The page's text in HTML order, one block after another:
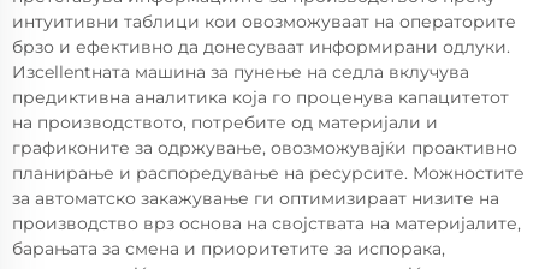
интуитивни таблици кои овозможуваат на операторите
брзо и ефективно да донесуваат информирани одлуки.
Изcellentната машина за пунење на седла вклучува
предиктивна аналитика која го проценува капацитетот
на производството, потребите од материјали и
графиконите за одржување, овозможувајќи проактивно
планирање и распоредување на ресурсите. Можностите
за автоматско закажување ги оптимизираат низите на
производство врз основа на својствата на материјалите,
барањата за смена и приоритетите за испорака,